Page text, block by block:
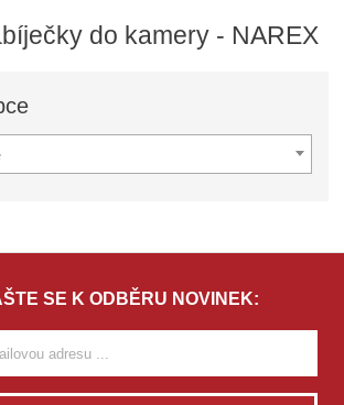
do kamery - NAREX
SE K ODBĚRU NOVINEK: